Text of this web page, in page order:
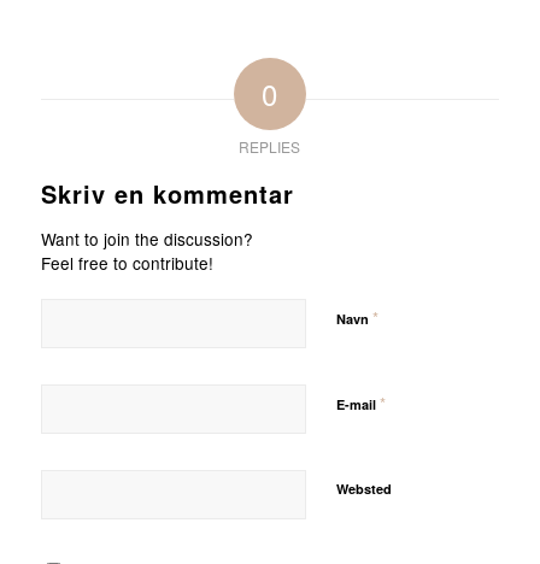
0
REPLIES
Skriv en kommentar
Want to join the discussion?
Feel free to contribute!
Navn *
E-mail *
Websted